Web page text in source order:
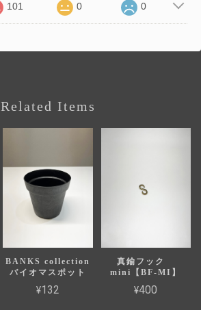
101 0 0
Related Items
BANKS collection
バイオマスポット
¥132
真鍮フック
mini【BF-MI】
¥400